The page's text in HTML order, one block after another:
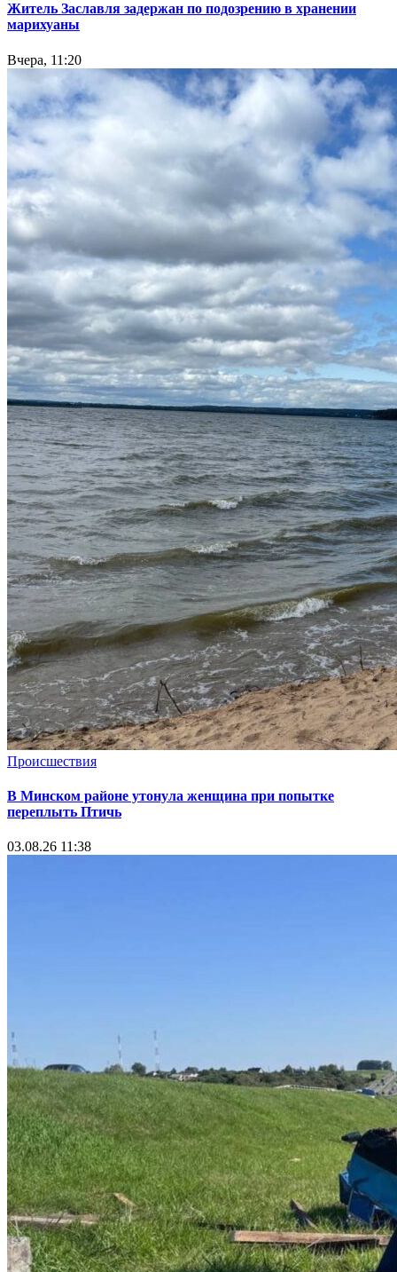
Житель Заславля задержан по подозрению в хранении
марихуаны
Вчера, 11:20
Происшествия
В Минском районе утонула женщина при попытке
переплыть Птичь
03.08.26 11:38